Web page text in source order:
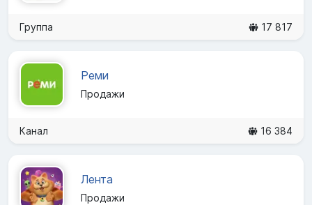
Группа 17 817
Реми
Продажи
Канал 16 384
Лента
Продажи